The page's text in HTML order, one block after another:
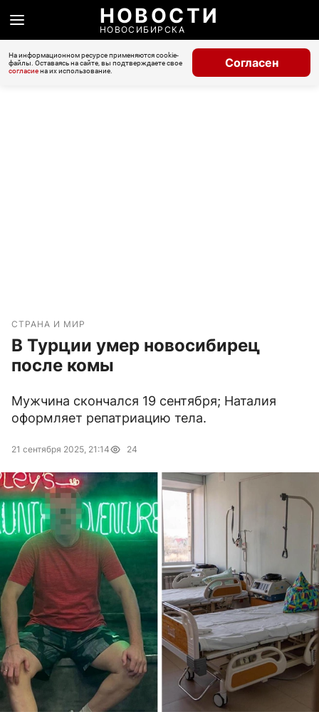
НОВОСТИ
НОВОСИБИРСКА
На информационном ресурсе применяются cookie-
файлы. Оставаясь на сайте, вы подтверждаете свое
согласиена их использование.
Согласен
СТРАНА И МИР
В Турции умер новосибирец
после комы
Мужчина скончался 19 сентября; Наталия
оформляет репатриацию тела.
21 сентября 2025, 21:14 24